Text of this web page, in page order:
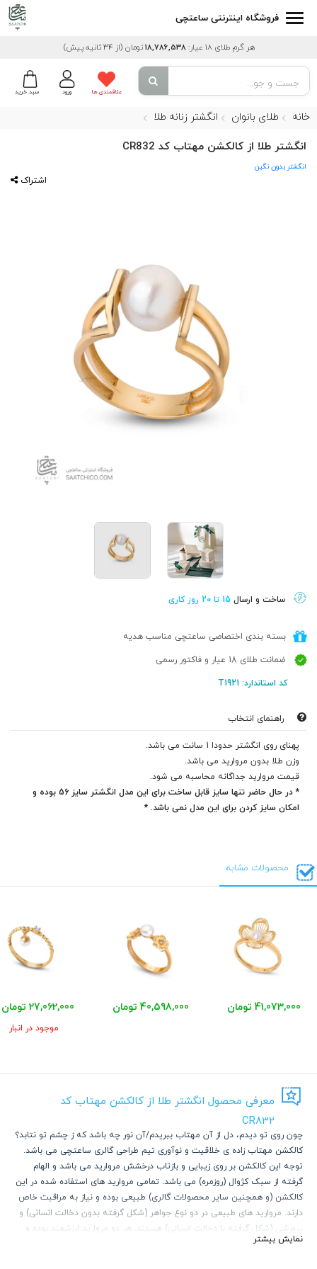
فروشگاه اینترنتی ساعتچی
هر گرم طلای 18 عیار: 18,786,538 تومان (از 34 ثانیه پیش)
سبد خرید ورود علاقمندی ها
خانه طلای بانوان انگشتر زنانه طلا
انگشتر طلا از کالکشن مهتاب کد CR832
انگشتر بدون نگین
اشتراک
ساخت و ارسال 15 تا 20 روز کاری
بسته بندی اختصاصی ساعتچی مناسب هدیه
ضمانت طلای 18 عیار و فاکتور رسمی
کد استاندارد: T1921
راهنمای انتخاب
پهنای روی انگشتر حدودا 1 سانت می باشد.
وزن طلا بدون مروارید می باشد.
قیمت مروارید جداگانه محاسبه می شود.
* در حال حاضر تنها سایز قابل ساخت برای این مدل انگشتر سایز 56 بوده و
امکان سایز کردن برای این مدل نمی باشد. *
محصولات مشابه
41,073,000 تومان 40,598,000 تومان 27,062,000 تومان
موجود در انبار
معرفی محصول انگشتر طلا از کالکشن مهتاب کد
CR832
چون روی تو دیدم، دل از آن مهتاب ببریدم/آن نور چه باشد که ز چشم تو نتابد؟
کالکشن مهتاب زاده ی خلاقیت و نوآوری تیم طراحی گالری ساعتچی می باشد.
توجه این کالکشن بر روی زیبایی و بازتاب درخشش مروارید می باشد و الهام
گرفته از سبک کژوال (روزمره) می باشد. تمامی مروارید های استفاده شده در این
کالکشن (و همچنین سایر محصولات گالری) طبیعی بوده و نیاز به مراقبت خاص
دارند. مروارید های طبیعی در دو نوع جواهر (شکل گرفته بدون دخالت انسانی) و
پرورشی (شکل گرفته با دخالت انسانی) هستند. هر دو مروارید ارزشمند بوده و
آسیب پذیر می باشند. مروارید های طبیعی دارای عمق رنگی بالایی هستند و
نمایش بیشتر